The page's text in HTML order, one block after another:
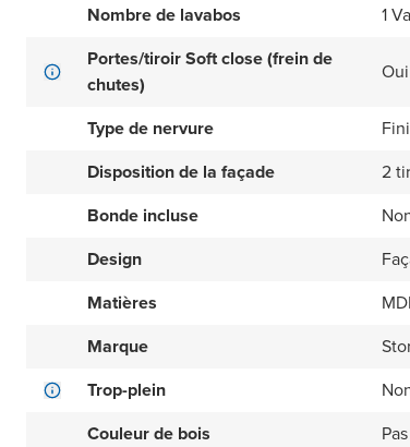
Nombre de lavabos
1
Portes/tiroir Soft close (frein de
chutes)
Oui
Type de nervure
Disposition de la façade
2
Bonde incluse
Design
Matières
Marque
Trop-plein
Couleur de bois